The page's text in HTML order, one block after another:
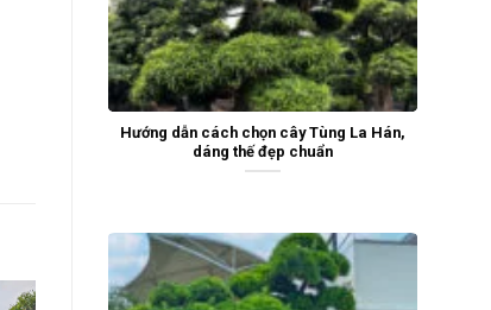
Hướng dẫn cách chọn cây Tùng La Hán,
dáng thế đẹp chuẩn